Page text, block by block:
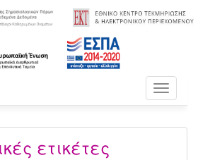
Toggle
ετικέτες